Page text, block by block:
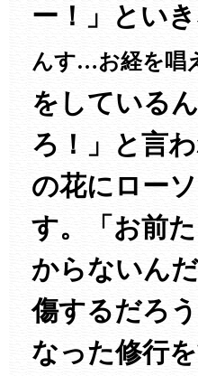
ー！」とい
んす…お経を唱
をしている
ろ！」と言
の花にロー
す。「お前
からないん
傷するだろ
なった修行